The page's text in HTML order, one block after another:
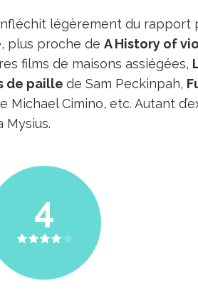
légèrement du rapport
plus proche de A History of
films de maisons assiégées,
de paille de Sam Peckinpah,
Michael Cimino, etc. Autant
Mysius.
4